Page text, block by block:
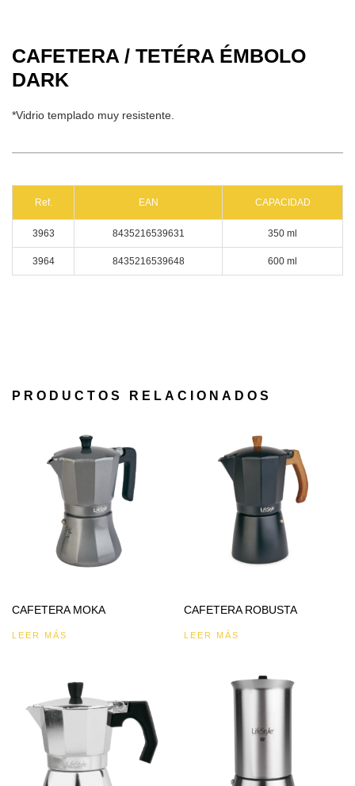
CAFETERA / TETÉRA ÉMBOLO
DARK
*Vidrio templado muy resistente.
Ref. EAN CAPACIDAD
3963 8435216539631 350 ml
3964 8435216539648 600 ml
PRODUCTOS RELACIONADOS
CAFETERA MOKA
LEER MÁS
CAFETERA ROBUSTA
LEER MÁS